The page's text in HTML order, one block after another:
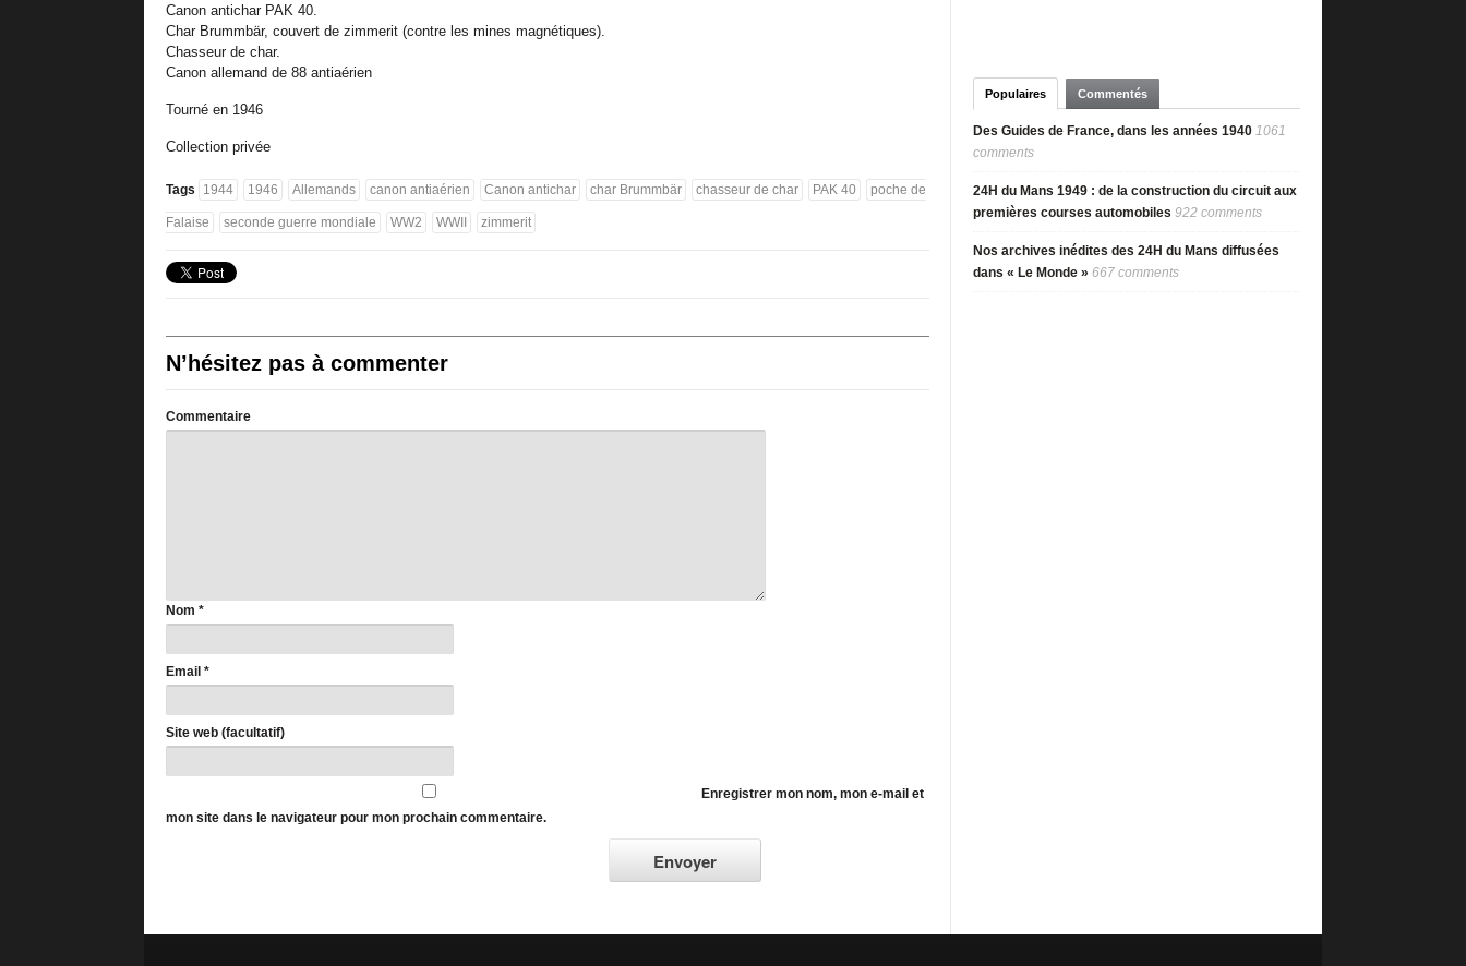
Canon antichar PAK 40.
Char Brummbär, couvert de zimmerit (contre les mines magnétiques).
Chasseur de char.
Canon allemand de 88 antiaérien
Tourné en 1946
Collection privée
Tags 1944 1946 Allemands canon antiaérien Canon antichar char Brummbär chasseur de char PAK 40 poche de
Falaise seconde guerre mondiale WW2 WWII zimmerit
N’hésitez pas à commenter
Commentaire
Nom *
Email *
Site web (facultatif)
Enregistrer mon nom, mon e-mail et
mon site dans le navigateur pour mon prochain commentaire.
Populaires Commentés
Des Guides de France, dans les années 1940 1061
comments
24H du Mans 1949 : de la construction du circuit aux
premières courses automobiles 922 comments
Nos archives inédites des 24H du Mans diffusées
dans « Le Monde » 667 comments